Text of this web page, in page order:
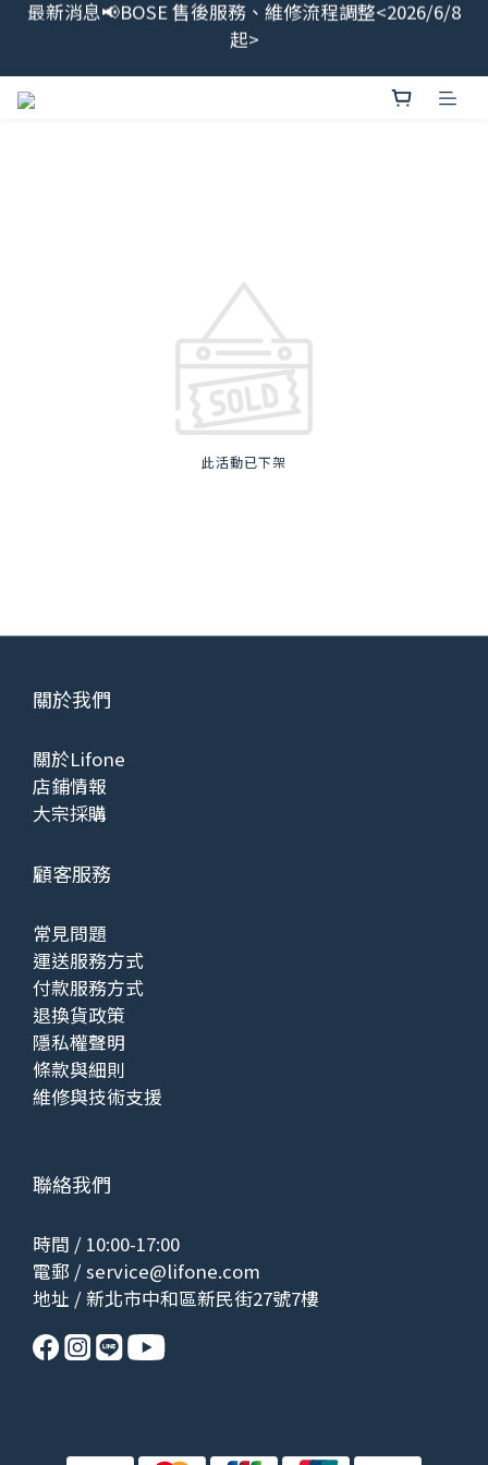
最新消息📢BOSE 售後服務、維修流程調整<2026/6/8
起>
起>
BOSE授權代理商<宏驜有限公司>直營線上商城，加入
此活動已下架
關於我們
關於Lifone
店鋪情報
大宗採購
顧客服務
常見問題
運送服務方式
付款服務方式
退換貨政策
隱私權聲明
條款與細則
維修與技術支援
聯絡我們
時間 / 10:00-17:00
電郵 /service@lifone.com
地址 / 新北市中和區新民街27號7樓